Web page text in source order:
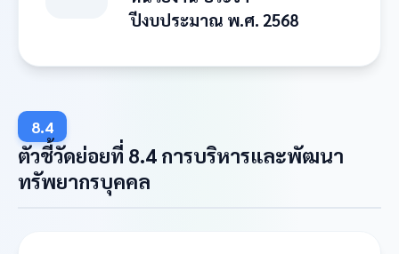
ปีงบประมาณ พ.ศ. 2568
8.4
ตัวชี้วัดย่อยที่ 8.4 การบริหารและพัฒนา
ทรัพยากรบุคคล